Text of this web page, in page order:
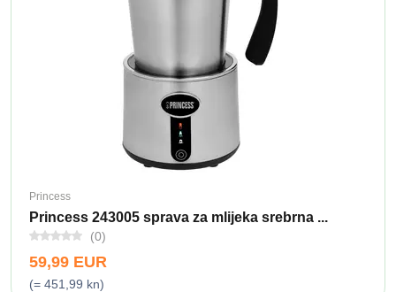
Princess
Princess 243005 sprava za mlijeka srebrna ...
(0)
59,99 EUR
(= 451,99 kn)